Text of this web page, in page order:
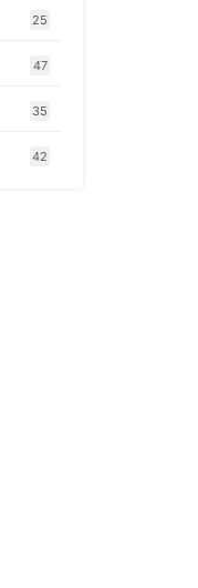
25
47
35
42